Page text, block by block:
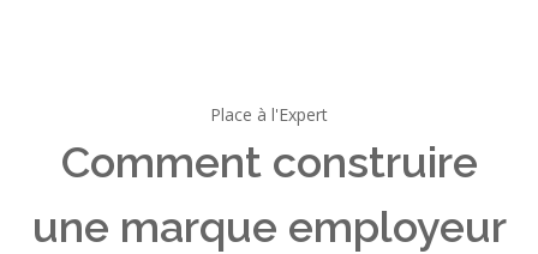
Place à l'Expert
Comment construire
une marque employeur